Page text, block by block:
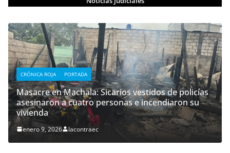
CRÓNICA ROJA PORTADA
Masacre en Machala: Sicarios vestidos de policías
asesinaron a cuatro personas e incendiaron su
vivienda
enero 9, 2026 lacontraec